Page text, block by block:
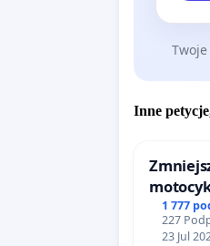
Inne
barierą
1 777
227
23 Jul